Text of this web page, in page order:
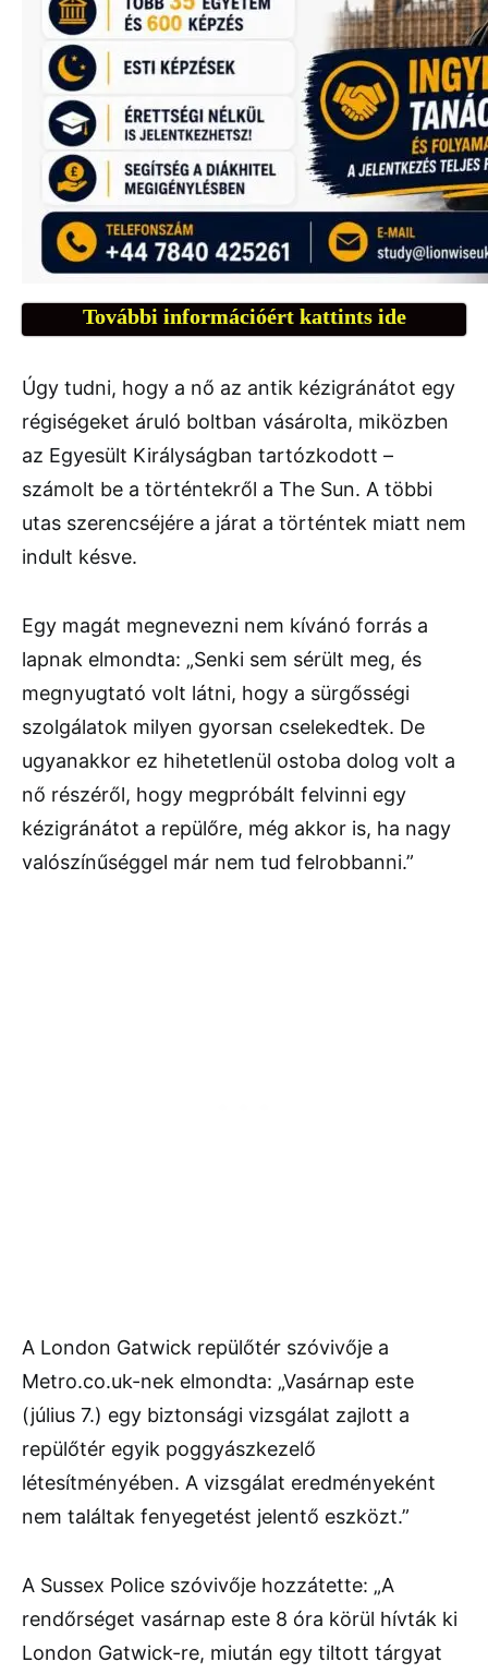
További információért kattints ide
Úgy tudni, hogy a nő az antik kézigránátot egy
régiségeket áruló boltban vásárolta, miközben
az Egyesült Királyságban tartózkodott –
számolt be a történtekről a The Sun. A többi
utas szerencséjére a járat a történtek miatt nem
indult késve.
Egy magát megnevezni nem kívánó forrás a
lapnak elmondta: „Senki sem sérült meg, és
megnyugtató volt látni, hogy a sürgősségi
szolgálatok milyen gyorsan cselekedtek. De
ugyanakkor ez hihetetlenül ostoba dolog volt a
nő részéről, hogy megpróbált felvinni egy
kézigránátot a repülőre, még akkor is, ha nagy
valószínűséggel már nem tud felrobbanni.”
A London Gatwick repülőtér szóvivője a
Metro.co.uk-nek elmondta: „Vasárnap este
(július 7.) egy biztonsági vizsgálat zajlott a
repülőtér egyik poggyászkezelő
létesítményében. A vizsgálat eredményeként
nem találtak fenyegetést jelentő eszközt.”
A Sussex Police szóvivője hozzátette: „A
rendőrséget vasárnap este 8 óra körül hívták ki
London Gatwick-re, miután egy tiltott tárgyat